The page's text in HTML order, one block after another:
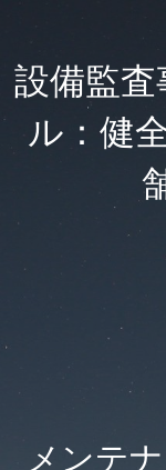
設備監
ル：健
メンテ